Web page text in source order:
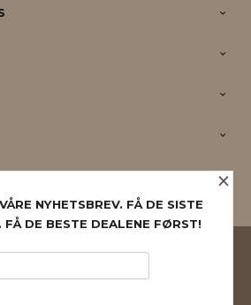
×
NYHETSBREV. FÅ DE SISTE
FÅ DE BESTE DEALENE FØRST!